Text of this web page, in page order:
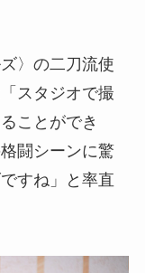
〉の二刀流使
スタジオで撮
ことができ
闘シーンに驚
すね」と率直